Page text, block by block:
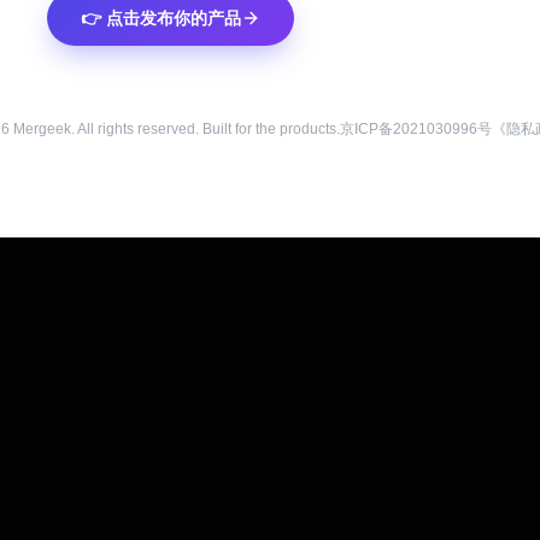
👉 点击发布你的产品
Mergeek. All rights reserved. Built for the products.京ICP备2021030996号 《隐私